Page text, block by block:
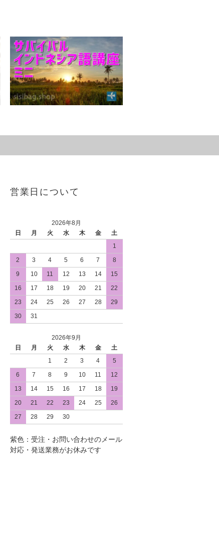
営業日について
2026年8月
日
月 火 水 木 金
土
1
2
3 4 5 6 7
8
9
10 11 12 13 14
15
16
17 18 19 20 21
22
23
24 25 26 27 28
29
30
31
2026年9月
日
月 火 水 木 金
土
1
2 3 4
5
6
7 8 9 10 11
12
13
14 15 16 17 18
19
20
21 22 23 24 25
26
27
28 29 30
紫色：受注・お問い合わせのメール
対応・発送業務がお休みです